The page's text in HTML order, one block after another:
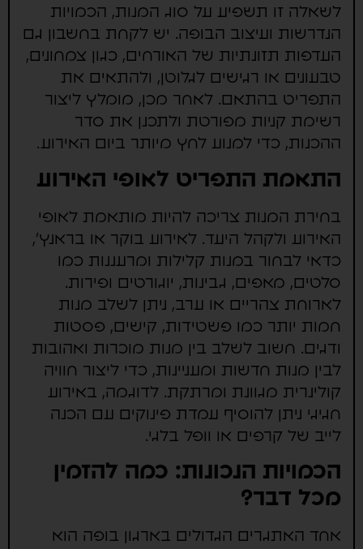
לשאלה זו תשפיע על סוג המנות, הכמויות
הנדרשות ועיצוב הבופה. יש לקחת בחשבון גם
העדפות תזונתיות של האורחים, כגון צמחונים,
טבעונים או רגישים לגלוטן, ולהתאים את
התפריט בהתאם. לאחר מכן, מומלץ ליצור
רשימת קניות מפורטת ולתכנן את סדר
ההכנות, כדי למנוע לחץ מיותר ביום האירוע.
התאמת התפריט לאופי האירוע
בחירת המנות צריכה להיות מותאמת לאופי
האירוע ולקהל היעד. לאירוע בוקר או בראנץ',
כדאי לבחור במנות קלילות ומרעננות כמו
סלטים, מאפים, גבינות, יוגורטים ופירות.
לארוחת צהריים או ערב, ניתן לשלב מנות
חמות יותר כמו פשטידות, קישים, פסטות
ודגים. חשוב לשלב בין מנות מוכרות ואהובות
לבין מנות חדשות ומעניינות, כדי ליצור חוויה
קולינרית מגוונת ומרתקת. לדוגמה, באירוע
חגיגי ניתן להוסיף עמדת פינוקים עם הכנה
לייב של קרפים או וופל בלגי.
הכמויות הנכונות: כמה להזמין
מכל דבר?
אחד האתגרים הגדולים בארגון בופה הוא